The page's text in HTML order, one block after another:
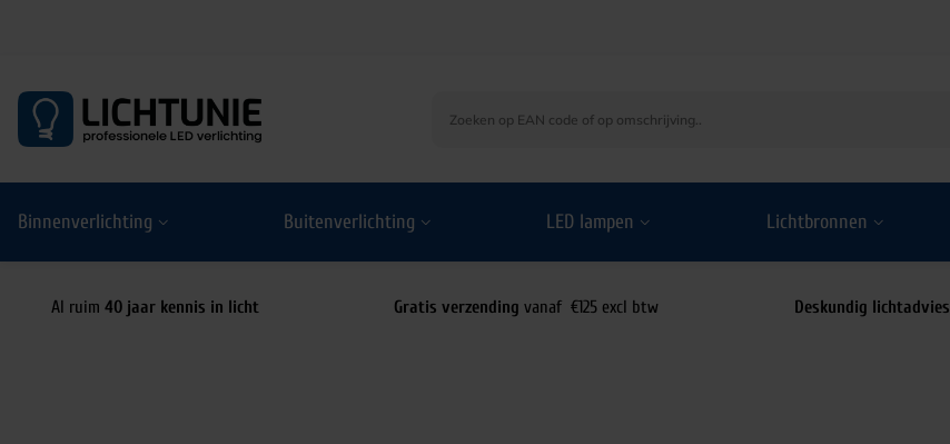
Binnenverlichting Buitenverlichting LED lampen Lichtbronnen
Al ruim 40 jaar kennis in licht Gratis verzending vanaf €125 excl btw Deskundig lichtadvies